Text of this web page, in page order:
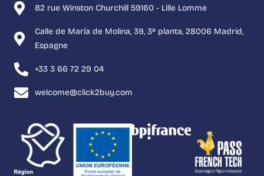
82 rue Winston Churchill 59160 - Lille Lomme
Calle de María de Molina, 39, 3ª planta, 28006 Madrid,
Espagne
+33 3 66 72 29 04
welcome@click2buy.com